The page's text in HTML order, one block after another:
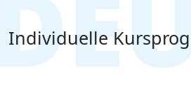
Individuelle